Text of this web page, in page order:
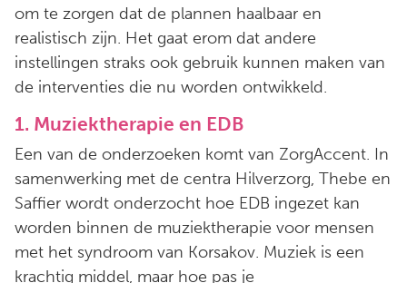
om te zorgen dat de plannen haalbaar en
realistisch zijn. Het gaat erom dat andere
instellingen straks ook gebruik kunnen maken van
de interventies die nu worden ontwikkeld.
1. Muziektherapie en EDB
Een van de onderzoeken komt van ZorgAccent. In
samenwerking met de centra Hilverzorg, Thebe en
Saffier wordt onderzocht hoe EDB ingezet kan
worden binnen de muziektherapie voor mensen
met het syndroom van Korsakov. Muziek is een
krachtig middel, maar hoe pas je